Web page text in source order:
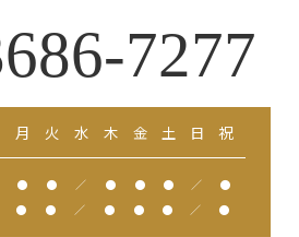
7277
月 火 水 木 金 土 日 祝
● ● ／ ● ● ● ／ ●
● ● ／ ● ● ● ／ ●